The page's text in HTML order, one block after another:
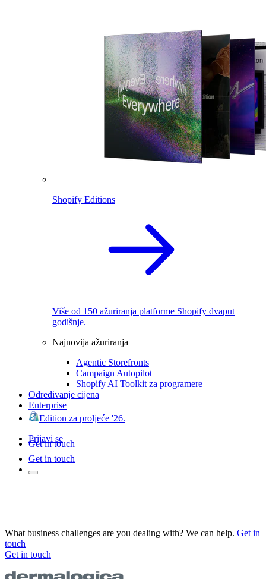
Shopify Editions
Više od 150 ažuriranja platforme Shopify dvaput
godišnje.
Najnovija ažuriranja
Agentic Storefronts
Campaign Autopilot
Shopify AI Toolkit za programere
Određivanje cijena
Enterprise
Edition za proljeće '26.
Prijavi se
Get in touch
Get in touch
What business challenges are you dealing with? We can help. Get in
touch
Get in touch